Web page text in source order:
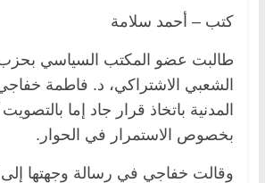
كتب – أحمد سلامة
طالبت عضو المكتب السياسي بحزب
الشعبي الاشتراكي، د. فاطمة
المدنية باتخاذ قرار جاد إما بالتصويت
بخصوص الاستمرار في الحوار.
وقالت خفاجي في رسالة وجهتها إلى